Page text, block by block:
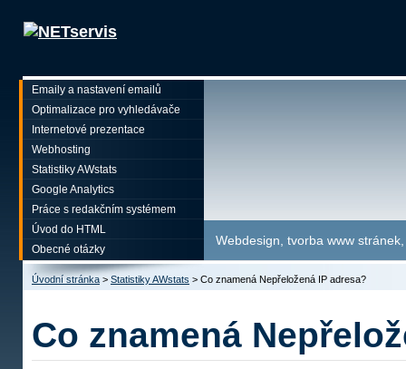
Co znamená
Úvodní stránka > Statistiky AWstats > Co znamená Nepřeložená IP adresa?
Emaily a nastavení emailů
Optimalizace pro vyhledávače
Internetové prezentace
Webhosting
Statistiky AWstats
Google Analytics
Práce s redakčním systémem
Úvod do HTML
Obecné otázky
Webdesign, tvorba www